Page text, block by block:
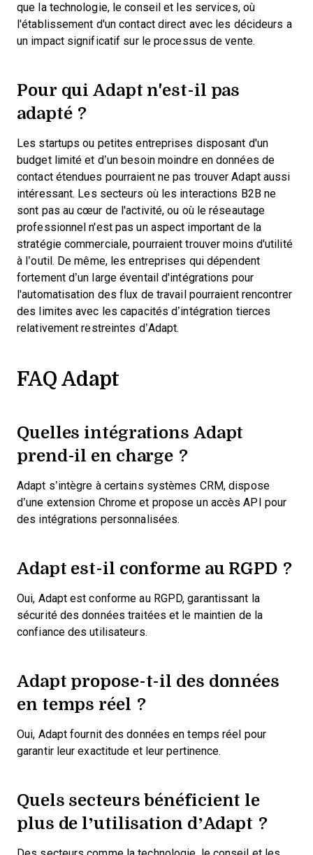
que la technologie, le conseil et les services, où
l'établissement d'un contact direct avec les décideurs a
un impact significatif sur le processus de vente.
Pour qui Adapt n'est-il pas
adapté ?
Les startups ou petites entreprises disposant d'un
budget limité et d’un besoin moindre en données de
contact étendues pourraient ne pas trouver Adapt aussi
intéressant. Les secteurs où les interactions B2B ne
sont pas au cœur de l'activité, ou où le réseautage
professionnel n'est pas un aspect important de la
stratégie commerciale, pourraient trouver moins d'utilité
à l’outil. De même, les entreprises qui dépendent
fortement d’un large éventail d'intégrations pour
l'automatisation des flux de travail pourraient rencontrer
des limites avec les capacités d’intégration tierces
relativement restreintes d’Adapt.
FAQ Adapt
Quelles intégrations Adapt
prend-il en charge ?
Adapt s’intègre à certains systèmes CRM, dispose
d’une extension Chrome et propose un accès API pour
des intégrations personnalisées.
Adapt est-il conforme au RGPD ?
Oui, Adapt est conforme au RGPD, garantissant la
sécurité des données traitées et le maintien de la
confiance des utilisateurs.
Adapt propose-t-il des données
en temps réel ?
Oui, Adapt fournit des données en temps réel pour
garantir leur exactitude et leur pertinence.
Quels secteurs bénéficient le
plus de l’utilisation d’Adapt ?